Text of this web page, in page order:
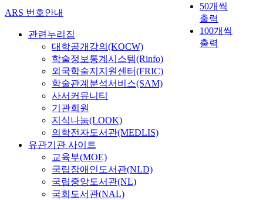
50개씩
출력
100개씩
출력
ARS 번호안내
관련누리집
대학공개강의(KOCW)
학술정보통계시스템(Rinfo)
외국학술지지원센터(FRIC)
학술관계분석서비스(SAM)
사서커뮤니티
기관회원
지식나눔(LOOK)
의학전자도서관(MEDLIS)
유관기관 사이트
교육부(MOE)
국립장애인도서관(NLD)
국립중앙도서관(NL)
국회도서관(NAL)